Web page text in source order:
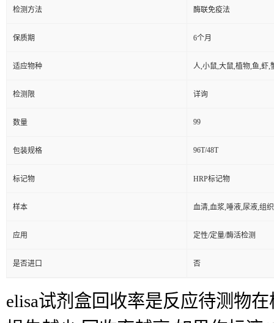
检测方法 酶联免疫法
保质期 6个月
适应物种 人,小鼠,大鼠,植物,鱼,虾,
检测限 详询
数量 99
包装规格 96T/48T
标记物 HRP标记物
样本 血清,血浆,唾液,尿液,组
应用 定性/定量/酶活检测
是否进口 否
elisa试剂盒回收率是反应待测物